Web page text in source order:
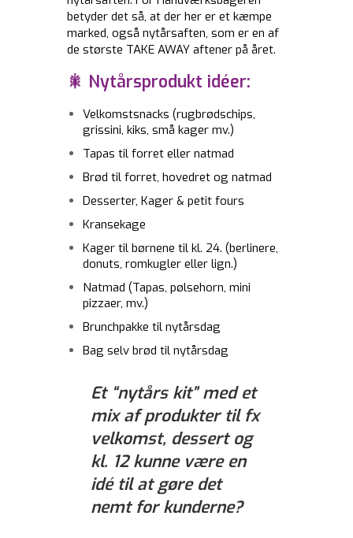
betyder det så, at der her er et kæmpe
marked, også nytårsaften, som er en af
de største TAKE AWAY aftener på året.
🎇 Nytårsprodukt idéer:
Velkomstsnacks (rugbrødschips,
grissini, kiks, små kager mv.)
Tapas til forret eller natmad
Brød til forret, hovedret og natmad
Desserter, Kager & petit fours
Kransekage
Kager til børnene til kl. 24. (berlinere,
donuts, romkugler eller lign.)
Natmad (Tapas, pølsehorn, mini
pizzaer, mv.)
Brunchpakke til nytårsdag
Bag selv brød til nytårsdag
Et “nytårs kit” med et
mix af produkter til fx
velkomst, dessert og
kl. 12 kunne være en
idé til at gøre det
nemt for kunderne?